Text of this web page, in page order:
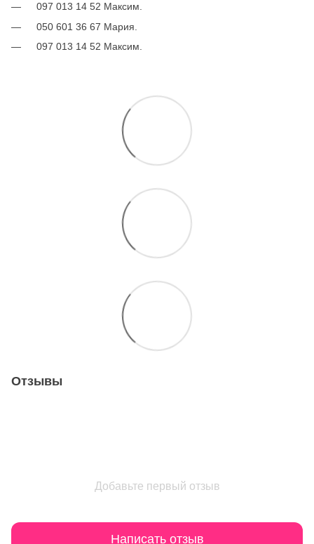
097 013 14 52 Максим.
050 601 36 67 Мария.
097 013 14 52 Максим.
Отзывы
Добавьте первый отзыв
Написать отзыв